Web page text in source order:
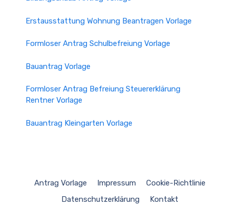
Erstausstattung Wohnung Beantragen Vorlage
Formloser Antrag Schulbefreiung Vorlage
Bauantrag Vorlage
Formloser Antrag Befreiung Steuererklärung
Rentner Vorlage
Bauantrag Kleingarten Vorlage
Antrag Vorlage Impressum
Cookie-Richtlinie
Datenschutzerklärung
Kontakt